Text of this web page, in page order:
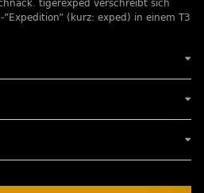
tigerexped verschreibt sich
(kurz: exped) in einem T3